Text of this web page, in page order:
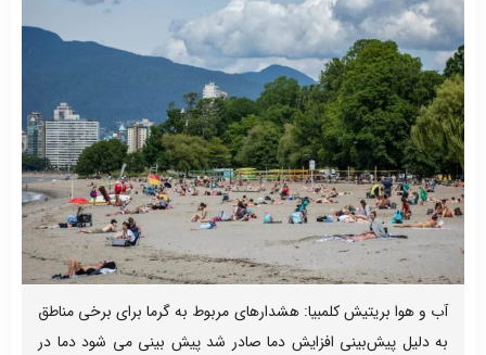
آب و هوا بریتیش کلمبیا: هشدارهای مربوط به گرما برای برخی مناطق
به دلیل پیش‌بینی افزایش دما صادر شد پیش بینی می شود دما در